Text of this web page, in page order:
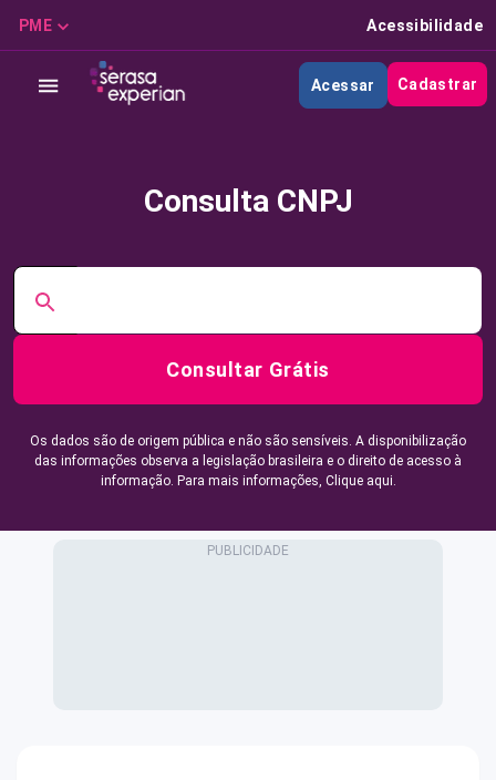
PME Acessibilidade
Acessar Cadastrar
Consulta CNPJ
Consultar Grátis
Os dados são de origem pública e não são sensíveis. A disponibilização
das informações observa a legislação brasileira e o direito de acesso à
informação. Para mais informações, Clique aqui.